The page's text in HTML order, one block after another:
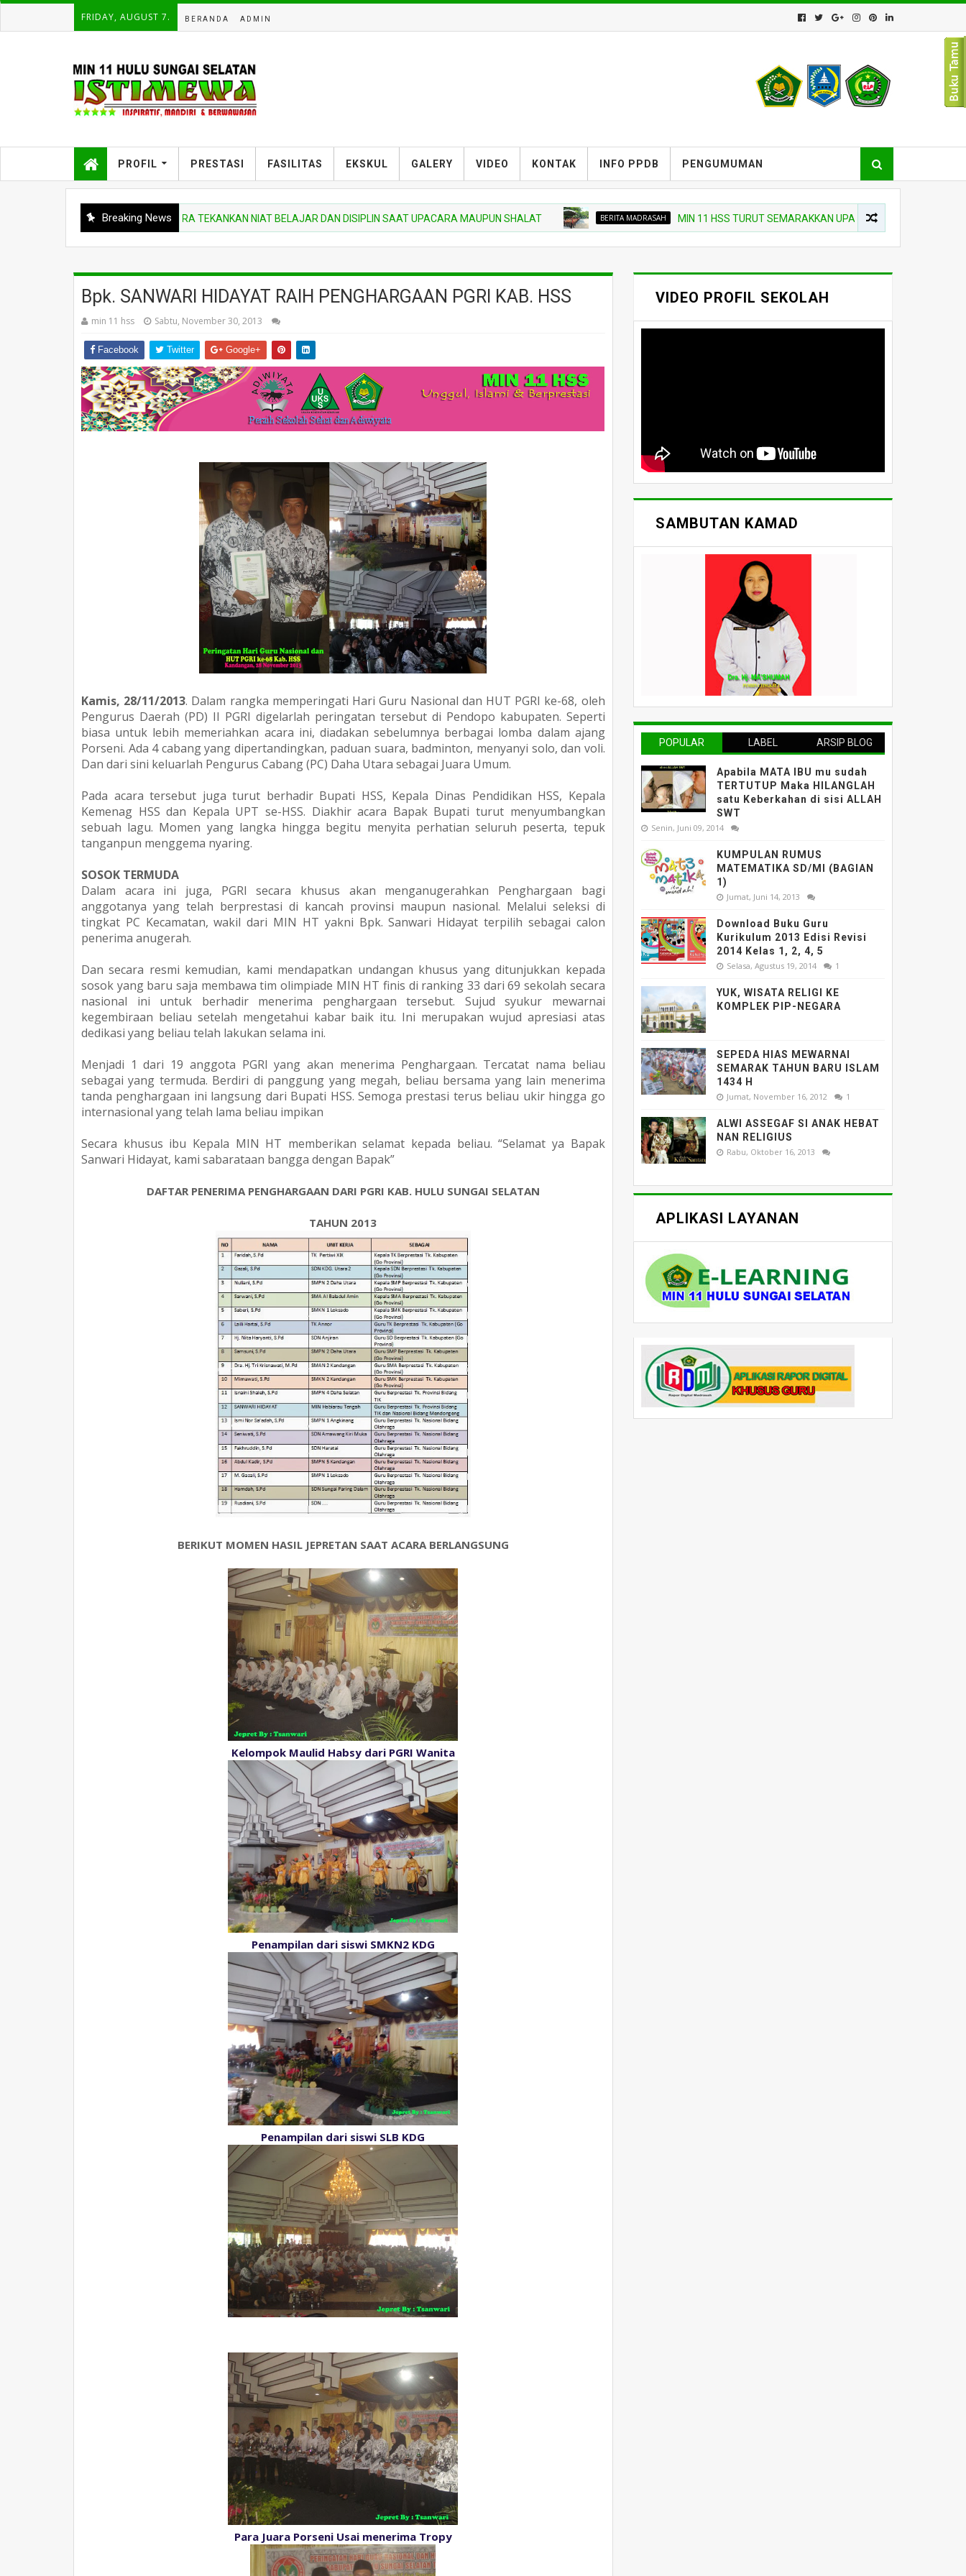
FRIDAY, AUGUST 7. BERANDA ADMIN
PROFIL PRESTASI FASILITAS EKSKUL GALERY VIDEO KONTAK INFO PPDB PENGUMUMAN
Breaking News
PEMBINA UPACARA TEKANKAN NIAT BELAJAR DAN DISIPLIN SAAT UPACARA MAUPUN SHALAT BERITA MADRASAH MIN 11 HSS TURUT SEMARAKKAN UPACARA PEMBUKAAN SIAGA
Bpk. SANWARI HIDAYAT RAIH PENGHARGAAN PGRI KAB. HSS
min 11 hss Sabtu, November 30, 2013
Facebook Twitter Google+
Kamis, 28/11/2013. Dalam rangka memperingati Hari Guru Nasional dan HUT PGRI ke-68, oleh
Pengurus Daerah (PD) II PGRI digelarlah peringatan tersebut di Pendopo kabupaten. Seperti
biasa untuk lebih memeriahkan acara ini, diadakan sebelumnya berbagai lomba dalam ajang
Porseni. Ada 4 cabang yang dipertandingkan, paduan suara, badminton, menyanyi solo, dan voli.
Dan dari sini keluarlah Pengurus Cabang (PC) Daha Utara sebagai Juara Umum.
Pada acara tersebut juga turut berhadir Bupati HSS, Kepala Dinas Pendidikan HSS, Kepala
Kemenag HSS dan Kepala UPT se-HSS. Diakhir acara Bapak Bupati turut menyumbangkan
sebuah lagu. Momen yang langka hingga begitu menyita perhatian seluruh peserta, tepuk
tanganpun menggema nyaring.
SOSOK TERMUDA
Dalam acara ini juga, PGRI secara khusus akan menganugerahkan Penghargaan bagi
anggotanya yang telah berprestasi di kancah provinsi maupun nasional. Melalui seleksi di
tingkat PC Kecamatan, wakil dari MIN HT yakni Bpk. Sanwari Hidayat terpilih sebagai calon
penerima anugerah.
Dan secara resmi kemudian, kami mendapatkan undangan khusus yang ditunjukkan kepada
sosok yang baru saja membawa tim olimpiade MIN HT finis di ranking 33 dari 69 sekolah secara
nasional ini untuk berhadir menerima penghargaan tersebut. Sujud syukur mewarnai
kegembiraan beliau setelah mengetahui kabar baik itu. Ini merupakan wujud apresiasi atas
dedikasi yang beliau telah lakukan selama ini.
Menjadi 1 dari 19 anggota PGRI yang akan menerima Penghargaan. Tercatat nama beliau
sebagai yang termuda. Berdiri di panggung yang megah, beliau bersama yang lain menerima
tanda penghargaan ini langsung dari Bupati HSS. Semoga prestasi terus beliau ukir hingga go
internasional yang telah lama beliau impikan
Secara khusus ibu Kepala MIN HT memberikan selamat kepada beliau. “Selamat ya Bapak
Sanwari Hidayat, kami sabarataan bangga dengan Bapak”
DAFTAR PENERIMA PENGHARGAAN DARI PGRI KAB. HULU SUNGAI SELATAN
TAHUN 2013
BERIKUT MOMEN HASIL JEPRETAN SAAT ACARA BERLANGSUNG
Kelompok Maulid Habsy dari PGRI Wanita
Penampilan dari siswi SMKN2 KDG
Penampilan dari siswi SLB KDG
Para Juara Porseni Usai menerima Tropy
VIDEO PROFIL SEKOLAH
SAMBUTAN KAMAD
POPULAR LABEL ARSIP BLOG
Apabila MATA IBU mu sudah
TERTUTUP Maka HILANGLAH
satu Keberkahan di sisi ALLAH
SWT
Senin, Juni 09, 2014
KUMPULAN RUMUS
MATEMATIKA SD/MI (BAGIAN
1)
Jumat, Juni 14, 2013
Download Buku Guru
Kurikulum 2013 Edisi Revisi
2014 Kelas 1, 2, 4, 5
Selasa, Agustus 19, 2014 1
YUK, WISATA RELIGI KE
KOMPLEK PIP-NEGARA
SEPEDA HIAS MEWARNAI
SEMARAK TAHUN BARU ISLAM
1434 H
Jumat, November 16, 2012 1
ALWI ASSEGAF SI ANAK HEBAT
NAN RELIGIUS
Rabu, Oktober 16, 2013
APLIKASI LAYANAN